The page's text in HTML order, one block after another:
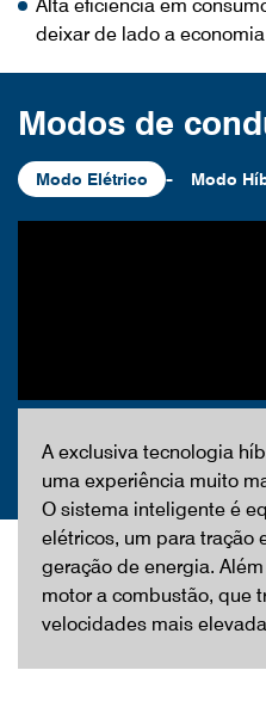
Alta eficiência em
deixar de lado a
Modos de
Modo Elétrico - Modo
A exclusiva tecnologia
uma experiência muito
O sistema inteligente é
elétricos, um para tração
geração de energia.
motor a combustão, que
velocidades mais